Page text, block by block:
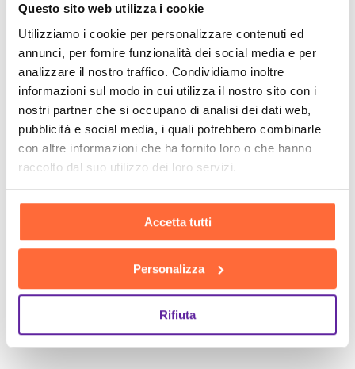
Questo sito web utilizza i cookie
Utilizziamo i cookie per personalizzare contenuti ed
annunci, per fornire funzionalità dei social media e per
analizzare il nostro traffico. Condividiamo inoltre
informazioni sul modo in cui utilizza il nostro sito con i
nostri partner che si occupano di analisi dei dati web,
pubblicità e social media, i quali potrebbero combinarle
con altre informazioni che ha fornito loro o che hanno
raccolto dal suo utilizzo dei loro servizi.
Accetta tutti
Personalizza
Rifiuta